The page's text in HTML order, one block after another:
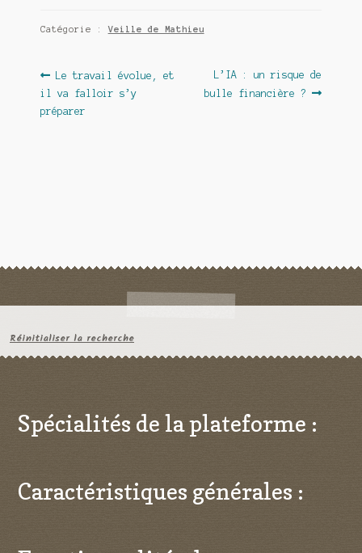
Catégorie :Veille de Mathieu
Navigation
de
Article
précédent :
Le travail évolue, et
il va falloir s’y
préparer
Article
suivant :
L’IA : un risque de
bulle financière ?
Réinitialiser la recherche
Spécialités de la plateforme :
Caractéristiques générales :